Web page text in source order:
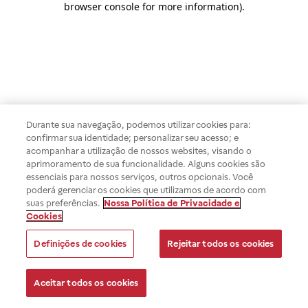
browser console for more information).
Durante sua navegação, podemos utilizar cookies para:
confirmar sua identidade; personalizar seu acesso; e
acompanhar a utilização de nossos websites, visando o
aprimoramento de sua funcionalidade. Alguns cookies são
essenciais para nossos serviços, outros opcionais. Você
poderá gerenciar os cookies que utilizamos de acordo com
suas preferências. Nossa Política de Privacidade e
Cookies
Definições de cookies Rejeitar todos os cookies
Aceitar todos os cookies